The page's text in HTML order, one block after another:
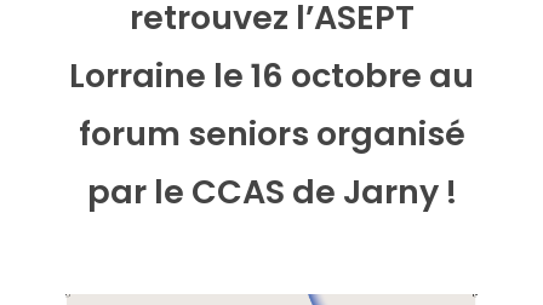
retrouvez l’ASEPT
Lorraine le 16 octobre au
forum seniors organisé
par le CCAS de Jarny !